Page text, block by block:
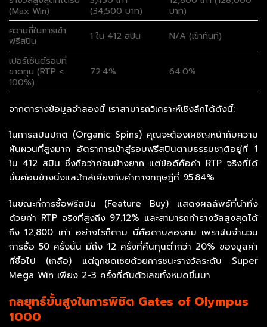
(Max Win)
(34,500 บาท)
บาท)
ความถี่ในการเข้า
ฟรีสปิน
1 ใน 412 สปิน
N/A (เข้าทันที)
เปอร์เซ็นต์รอบที่
ขาดทุน (RTP <
100%)
72.4% 64.0%
จากตารางข้อมูลจำลองนี้ เราสามารถวิเคราะห์เชิงลึกได้ดังนี้:
ในการสปินปกติ (Organic Spins) คุณจะต้องเผชิญหน้ากับความ
ผันผวนที่สูงมาก อัตราการเข้าสู่รอบฟรีสปินตามธรรมชาติอยู่ที่ 1
ใน 412 สปิน ซึ่งถือว่าค่อนข้างยาก แต่ข้อดีคือค่า RTP จริงที่ได้
นั้นค่อนข้างนิ่งและใกล้เคียงกับค่าทางทฤษฎีที่ 95.84%
ในขณะที่การซื้อฟรีสปิน (Feature Buy) แสดงผลลัพธ์ที่น่าทึ่ง
ด้วยค่า RTP จริงที่สูงถึง 97.12% และสามารถทำรางวัลสูงสุดได้
ถึง 12,800 เท่า อย่างไรก็ตาม นี่คือดาบสองคม เพราะในจำนวน
การซื้อ 50 ครั้งนั้น มีถึง 12 ครั้งที่คืนทุนต่ำกว่า 20% ของมูลค่า
ที่ซื้อไป (เกลือ) แต่ถูกชดเชยด้วยการชนะรางวัลระดับ Super
Mega Win เพียง 2-3 ครั้งที่ดันตัวเลขทั้งหมดขึ้นมา
กลยุทธ์ขั้นสูงในการพิชิต Gates of Olympus
1000